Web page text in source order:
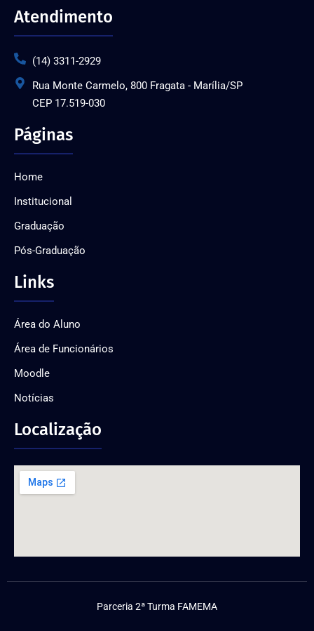
Atendimento
(14) 3311-2929
Rua Monte Carmelo, 800 Fragata - Marília/SP
CEP 17.519-030
Páginas
Home
Institucional
Graduação
Pós-Graduação
Links
Área do Aluno
Área de Funcionários
Moodle
Notícias
Localização
Parceria 2ª Turma FAMEMA